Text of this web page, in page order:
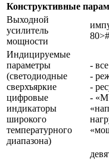
Конструктивные
Выходной
усилитель
мощности
Индицируемые
параметры
(светодиодные
сверхъяркие
цифровые
индикаторы
широкого
температурного
диапазона)
-
-
-
-